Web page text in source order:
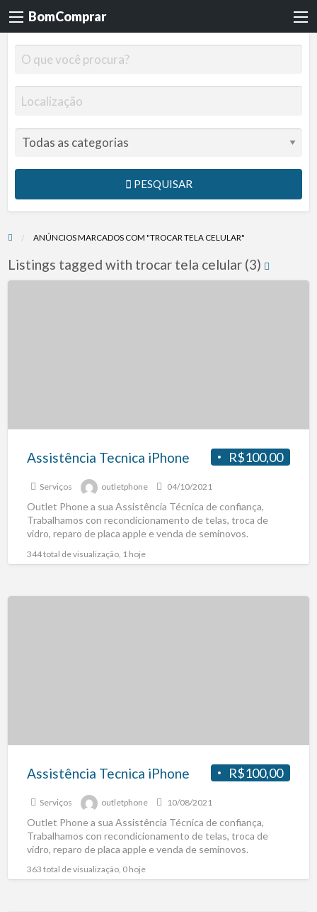
BomComprar
PESQUISAR
ANÚNCIOS MARCADOS COM "TROCAR TELA CELULAR"
Listings tagged with trocar tela celular (3)
R$100,00
Assistência Tecnica iPhone
Serviços outletphone 04/10/2021
Outlet Phone a sua Assistência Técnica de confiança,
Trabalhamos con recondicionamento de telas, troca de
vidro, reparo de placa apple e venda de seminovos.
344 total de visualização, 1 hoje
R$100,00
Assistência Tecnica iPhone
Serviços outletphone 10/08/2021
Outlet Phone a sua Assistência Técnica de confiança,
Trabalhamos con recondicionamento de telas, troca de
vidro, reparo de placa apple e venda de seminovos.
363 total de visualização, 0 hoje